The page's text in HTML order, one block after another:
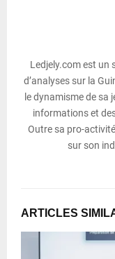
Ledjely.com est un
d’analyses sur la
le dynamisme de sa
informations et
Outre sa pro-
sur son
ARTICLES